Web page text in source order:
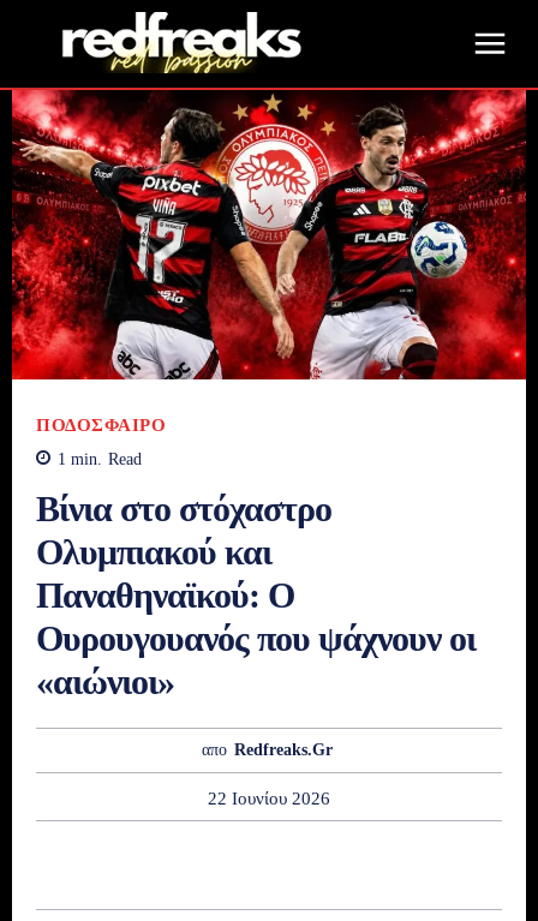
ΠΟΔΌΣΦΑΙΡΟ
1 min. Read
Βίνια στο στόχαστρο
Ολυμπιακού και
Παναθηναϊκού: Ο
Ουρουγουανός που ψάχνουν οι
«αιώνιοι»
απο Redfreaks.gr
22 Ιουνίου 2026